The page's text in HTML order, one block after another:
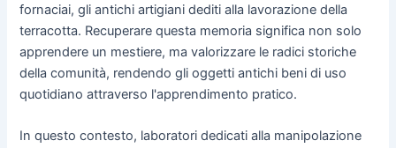
fornaciai, gli antichi artigiani dediti alla lavorazione della
terracotta. Recuperare questa memoria significa non solo
apprendere un mestiere, ma valorizzare le radici storiche
della comunità, rendendo gli oggetti antichi beni di uso
quotidiano attraverso l'apprendimento pratico.
In questo contesto, laboratori dedicati alla manipolazione